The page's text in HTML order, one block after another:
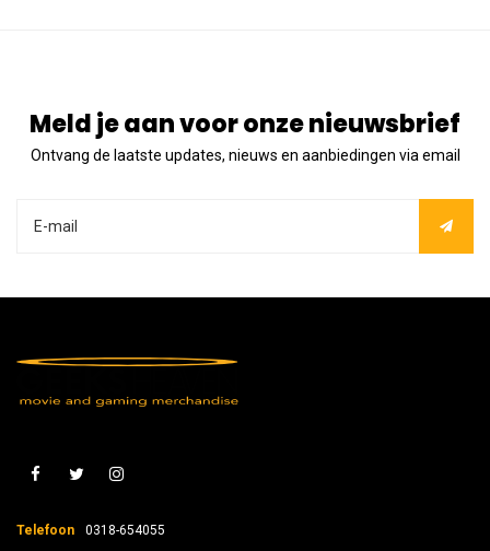
Meld je aan voor onze nieuwsbrief
Ontvang de laatste updates, nieuws en aanbiedingen via email
Telefoon
0318-654055